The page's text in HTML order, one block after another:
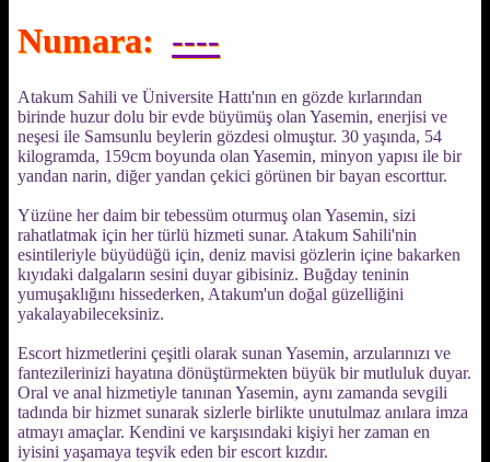
Numara: ----
Atakum Sahili ve Üniversite Hattı'nın en gözde kırlarından
birinde huzur dolu bir evde büyümüş olan Yasemin, enerjisi ve
neşesi ile Samsunlu beylerin gözdesi olmuştur. 30 yaşında, 54
kilogramda, 159cm boyunda olan Yasemin, minyon yapısı ile bir
yandan narin, diğer yandan çekici görünen bir bayan escorttur.
Yüzüne her daim bir tebessüm oturmuş olan Yasemin, sizi
rahatlatmak için her türlü hizmeti sunar. Atakum Sahili'nin
esintileriyle büyüdüğü için, deniz mavisi gözlerin içine bakarken
kıyıdaki dalgaların sesini duyar gibisiniz. Buğday teninin
yumuşaklığını hissederken, Atakum'un doğal güzelliğini
yakalayabileceksiniz.
Escort hizmetlerini çeşitli olarak sunan Yasemin, arzularınızı ve
fantezilerinizi hayatına dönüştürmekten büyük bir mutluluk duyar.
Oral ve anal hizmetiyle tanınan Yasemin, aynı zamanda sevgili
tadında bir hizmet sunarak sizlerle birlikte unutulmaz anılara imza
atmayı amaçlar. Kendini ve karşısındaki kişiyi her zaman en
iyisini yaşamaya teşvik eden bir escort kızdır.